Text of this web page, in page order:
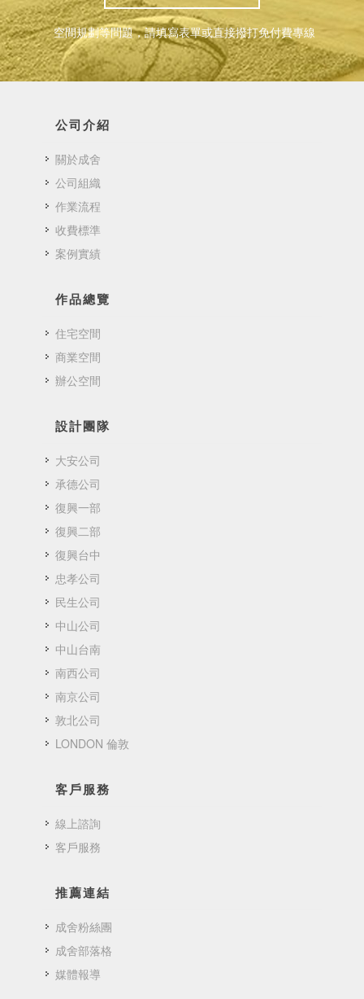
空間規劃等問題，請填寫表單或直接撥打免付費專線
公司介紹
關於成舍
公司組織
作業流程
收費標準
案例實績
作品總覽
住宅空間
商業空間
辦公空間
設計團隊
大安公司
承德公司
復興一部
復興二部
復興台中
忠孝公司
民生公司
中山公司
中山台南
南西公司
南京公司
敦北公司
LONDON 倫敦
客戶服務
線上諮詢
客戶服務
推薦連結
成舍粉絲團
成舍部落格
媒體報導